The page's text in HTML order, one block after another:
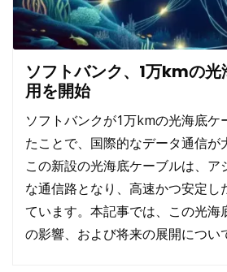
ソフトバンク、1万kmの
用を開始
ソフトバンクが1万kmの光海底ケ
たことで、国際的なデータ通信が
この新設の光海底ケーブルは、
な通信路となり、高速かつ安定し
ています。本記事では、この光海
の影響、および将来の展開につい